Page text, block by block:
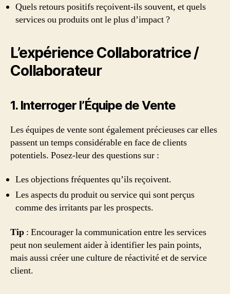
Quels retours positifs reçoivent-ils souvent, et quels
services ou produits ont le plus d’impact ?
L’expérience Collaboratrice /
Collaborateur
1. Interroger l’Équipe de Vente
Les équipes de vente sont également précieuses car elles
passent un temps considérable en face de clients
potentiels. Posez-leur des questions sur :
Les objections fréquentes qu’ils reçoivent.
Les aspects du produit ou service qui sont perçus
comme des irritants par les prospects.
Tip : Encourager la communication entre les services
peut non seulement aider à identifier les pain points,
mais aussi créer une culture de réactivité et de service
client.